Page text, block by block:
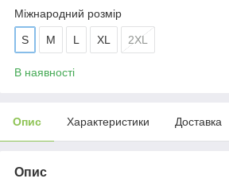
Міжнародний розмір
S M L XL 2XL
В наявності
Опис Характеристики Доставка
Опис